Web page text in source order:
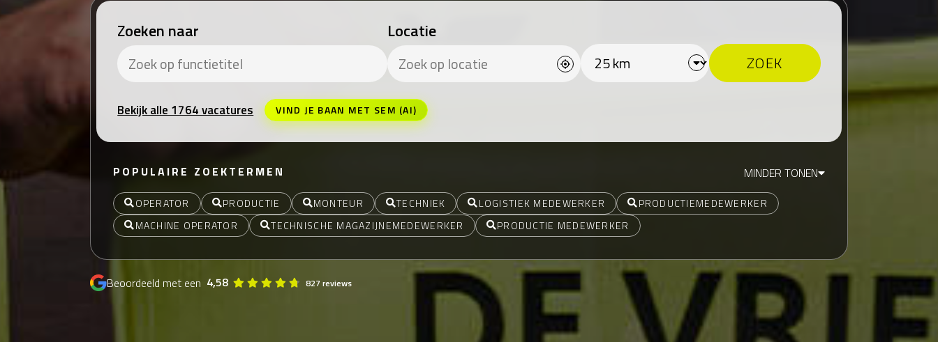
Zoeken naar Locatie
Bekijk alle 1764 vacatures VIND JE BAAN MET SEM (AI)
POPULAIRE ZOEKTERMEN MINDER TONEN
OPERATOR PRODUCTIE MONTEUR TECHNIEK LOGISTIEK MEDEWERKER
PRODUCTIEMEDEWERKER
MACHINE OPERATOR
TECHNISCHE MAGAZIJNEMEDEWERKER PRODUCTIE MEDEWERKER
Beoordeeld met een 4,58 827 reviews